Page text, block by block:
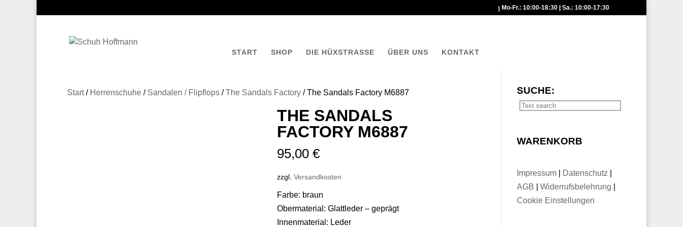
Mo-Fr.: 10:00-18:30 | Sa.: 10:00-17:30
START SHOP DIE HÜXSTRASSE ÜBER UNS KONTAKT
Start/ Herrenschuhe / Sandalen / Flipflops /The Sandals Factory / The Sandals Factory M6887
THE SANDALS
FACTORY M6887
95,00€
zzgl.Versandkosten
Farbe: braun
Obermaterial: Glattleder – geprägt
Innenmaterial: Leder
SUCHE:
WARENKORB
Impressum Datenschutz
AGB
Widerrufsbelehrung
Cookie Einstellungen